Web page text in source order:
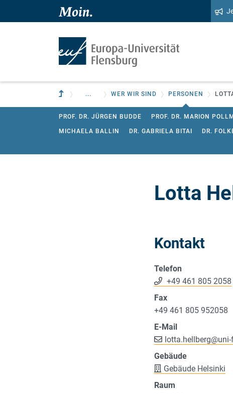
Zum Hauptinhalt springen
Zur Navigation springen
Zur übergeordneten Einrichtung
... WER WIR SIND PERSONEN
PROF. DR. JÜRGEN BUDDE PROF. DR. MARION
MICHAELA BALLIN DR. GABRIELA BITAI DR.
Lotta
Kontakt
Telefon
+49 461 805 2058
Fax
+49 461 805 952058
E-Mail
lotta.hellberg@uni-
Gebäude
Gebäude Helsinki
Raum